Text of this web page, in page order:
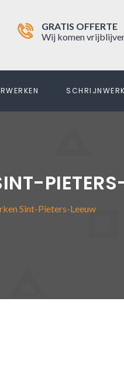
GRATIS OFFERTE
Wij komen
Sint-Pieters-Leeuw